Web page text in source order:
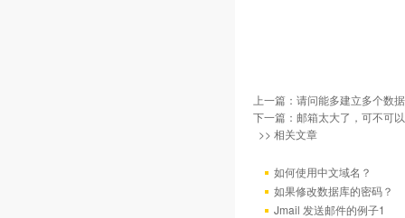
上一篇： 请问能多建立多个数
下一篇： 邮箱太大了，可不可
>> 相关文章
如何使用中文域名？
如果修改数据库的密码？
Jmail 发送邮件的例子1